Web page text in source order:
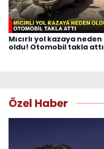
Mıcırlı yol kazaya neden
oldu! Otomobil takla attı
Özel Haber